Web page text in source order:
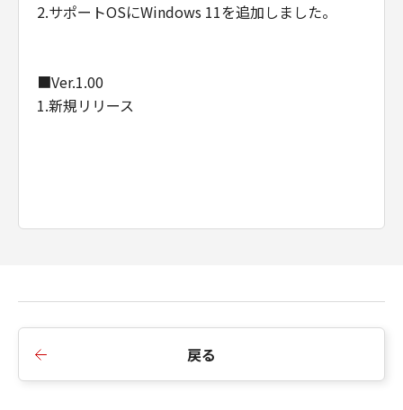
2.サポートOSにWindows 11を追加しました。
■Ver.1.00
1.新規リリース
戻る